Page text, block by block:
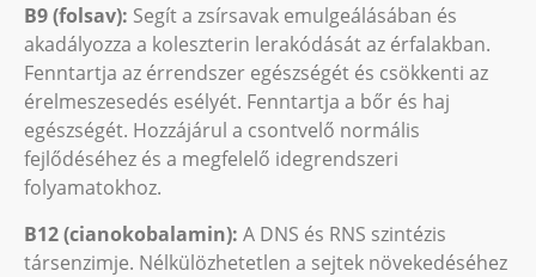
B9 (folsav): Segít a zsírsavak emulgeálásában és
akadályozza a koleszterin lerakódását az érfalakban.
Fenntartja az érrendszer egészségét és csökkenti az
érelmeszesedés esélyét. Fenntartja a bőr és haj
egészségét. Hozzájárul a csontvelő normális
fejlődéséhez és a megfelelő idegrendszeri
folyamatokhoz.
B12 (cianokobalamin): A DNS és RNS szintézis
társenzimje. Nélkülözhetetlen a sejtek növekedéséhez